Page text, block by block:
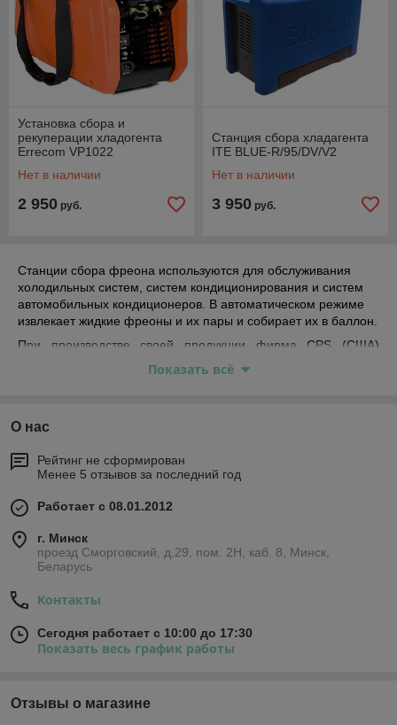
Установка сбора и
рекуперации хладогента
Errecom VP1022
Нет в наличии
2 950 руб.
Станция сбора хладагента
ITE BLUE-R/95/DV/V2
Нет в наличии
3 950 руб.
Станции сбора фреона используются для обслуживания
холодильных систем, систем кондиционирования и систем
автомобильных кондиционеров. В автоматическом режиме
извлекает жидкие фреоны и их пары и собирает их в баллон.
При производстве своей продукции фирма CPS (США)
учитывает последние технические достижения в области
диагностики и ремонта холодильной техники.
производительностью, компания разработала самую
совершенную безмасляную систему для сбора хладонов,
представленную в сериях моделей CR и TR.
Показать всё
О нас
Рейтинг не сформирован
Менее 5 отзывов за последний год
Работает с 08.01.2012
г. Минск
проезд Сморговский, д.29, пом. 2Н, каб. 8, Минск,
Беларусь
Контакты
Сегодня работает с 10:00 до 17:30
Показать весь график работы
Отзывы о магазине